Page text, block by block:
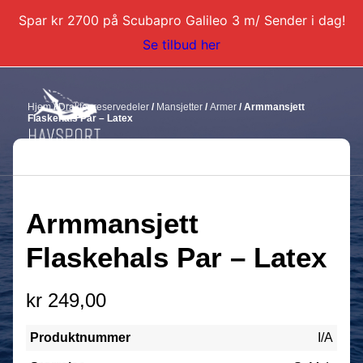
Spar kr 2700 på Scubapro Galileo 3 m/ Sender i dag!
Se tilbud her
DYKKERKURS
DYKKERTURER
BLI DYKKERINSTRUKTØR
KONTAKT
Hjem/Drakter reservedeler / Mansjetter / Armer / Armmansjett
Flaskehals Par – Latex
Armmansjett
Flaskehals Par – Latex
kr 249,00
Produktnummer I/A